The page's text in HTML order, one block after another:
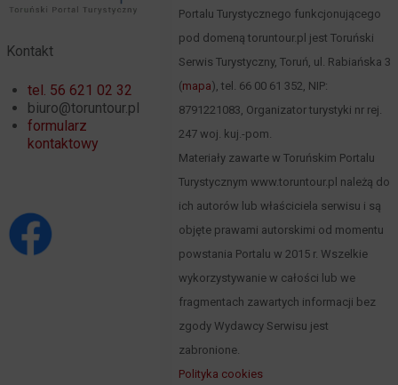
Kontakt
tel. 56 621 02 32
biuro@toruntour.pl
formularz
kontaktowy
Portalu Turystycznego funkcjonującego
pod domeną toruntour.pl jest Toruński
Serwis Turystyczny, Toruń, ul. Rabiańska 3
(mapa), tel. 66 00 61 352, NIP:
8791221083, Organizator turystyki nr rej.
247 woj. kuj.-pom.
Materiały zawarte w Toruńskim Portalu
Turystycznym www.toruntour.pl należą do
ich autorów lub właściciela serwisu i są
objęte prawami autorskimi od momentu
powstania Portalu w 2015 r. Wszelkie
wykorzystywanie w całości lub we
fragmentach zawartych informacji bez
zgody Wydawcy Serwisu jest
zabronione.
Polityka cookies